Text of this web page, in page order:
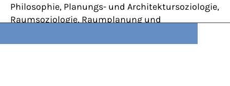
Philosophie, Planungs- und Architektursoziologie,
Raumsoziologie, Raumplanung und
Ein besonderer Fokus liegt auf der kritischen